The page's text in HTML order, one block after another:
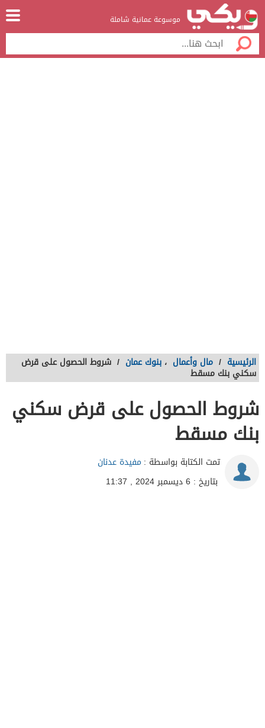
موسوعة عمانية شاملة
الرئيسية / مال وأعمال ، بنوك عمان / شروط الحصول على قرض
سكني بنك مسقط
شروط الحصول على قرض سكني
بنك مسقط
تمت الكتابة بواسطة : مفيدة عدنان
بتاريخ : 6 ديسمبر 2024 , 11:37